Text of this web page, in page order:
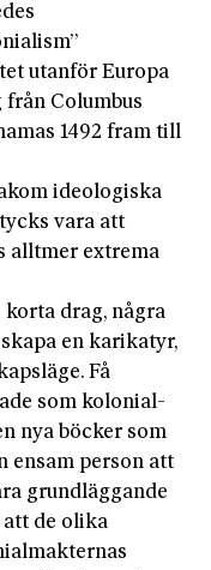
utanför Europa
Columbus
1492 fram till
ideologiska
vara att
alltmer extrema
drag, några
en karikatyr,
Få
som kolonial-
nya böcker som
ensam person att
grundläggande
de olika